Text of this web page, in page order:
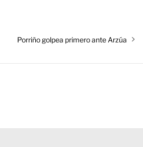
Entrada
Porriño golpea primero ante Arzúa